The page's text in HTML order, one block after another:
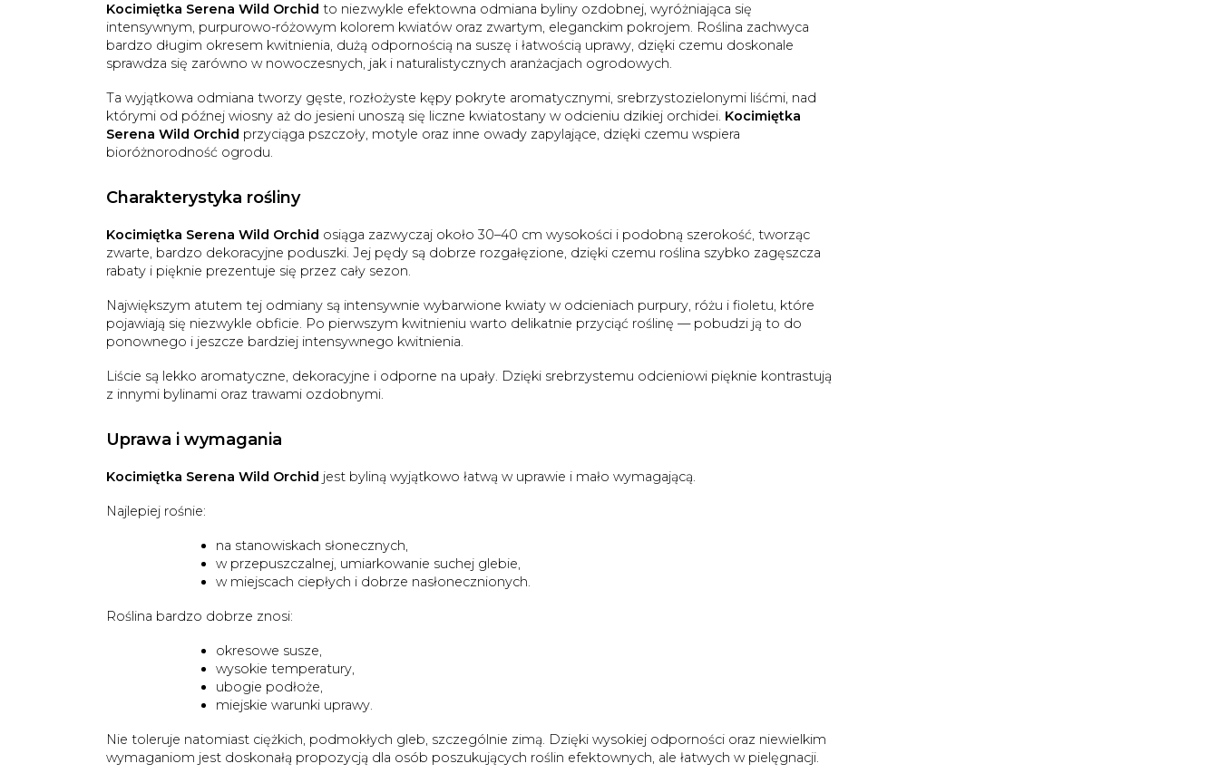
Kocimiętka Serena Wild Orchid to niezwykle efektowna odmiana byliny ozdobnej, wyróżniająca się
intensywnym, purpurowo-różowym kolorem kwiatów oraz zwartym, eleganckim pokrojem. Roślina zachwyca
bardzo długim okresem kwitnienia, dużą odpornością na suszę i łatwością uprawy, dzięki czemu doskonale
sprawdza się zarówno w nowoczesnych, jak i naturalistycznych aranżacjach ogrodowych.
Ta wyjątkowa odmiana tworzy gęste, rozłożyste kępy pokryte aromatycznymi, srebrzystozielonymi liśćmi, nad
którymi od późnej wiosny aż do jesieni unoszą się liczne kwiatostany w odcieniu dzikiej orchidei. Kocimiętka
Serena Wild Orchid przyciąga pszczoły, motyle oraz inne owady zapylające, dzięki czemu wspiera
bioróżnorodność ogrodu.
Charakterystyka rośliny
Kocimiętka Serena Wild Orchid osiąga zazwyczaj około 30–40 cm wysokości i podobną szerokość, tworząc
zwarte, bardzo dekoracyjne poduszki. Jej pędy są dobrze rozgałęzione, dzięki czemu roślina szybko zagęszcza
rabaty i pięknie prezentuje się przez cały sezon.
Największym atutem tej odmiany są intensywnie wybarwione kwiaty w odcieniach purpury, różu i fioletu, które
pojawiają się niezwykle obficie. Po pierwszym kwitnieniu warto delikatnie przyciąć roślinę — pobudzi ją to do
ponownego i jeszcze bardziej intensywnego kwitnienia.
Liście są lekko aromatyczne, dekoracyjne i odporne na upały. Dzięki srebrzystemu odcieniowi pięknie kontrastują
z innymi bylinami oraz trawami ozdobnymi.
Uprawa i wymagania
Kocimiętka Serena Wild Orchid jest byliną wyjątkowo łatwą w uprawie i mało wymagającą.
Najlepiej rośnie:
na stanowiskach słonecznych,
w przepuszczalnej, umiarkowanie suchej glebie,
w miejscach ciepłych i dobrze nasłonecznionych.
Roślina bardzo dobrze znosi:
okresowe susze,
wysokie temperatury,
ubogie podłoże,
miejskie warunki uprawy.
Nie toleruje natomiast ciężkich, podmokłych gleb, szczególnie zimą. Dzięki wysokiej odporności oraz niewielkim
wymaganiom jest doskonałą propozycją dla osób poszukujących roślin efektownych, ale łatwych w pielęgnacji.